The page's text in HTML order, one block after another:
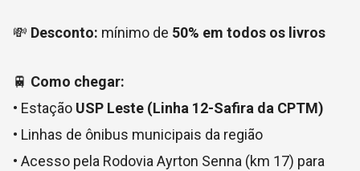
💸 Desconto: mínimo de 50% em todos os livros
🚆 Como chegar:
• Estação USP Leste (Linha 12-Safira da CPTM)
• Linhas de ônibus municipais da região
• Acesso pela Rodovia Ayrton Senna (km 17) para